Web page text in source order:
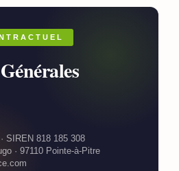
SIREN 818 185 308
· 97110 Pointe-à-Pitre